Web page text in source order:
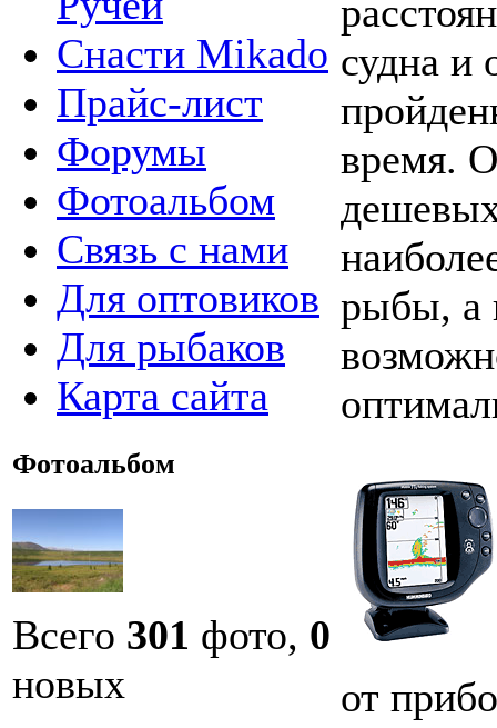
Снасти Mikado
Прайс-лист
Форумы
Фотоальбом
Связь с нами
Для оптовиков
Для рыбаков
Карта сайта
Фотоальбом
Всего 301 фото, 0
новых
судна и
время.
рыбы, а
от